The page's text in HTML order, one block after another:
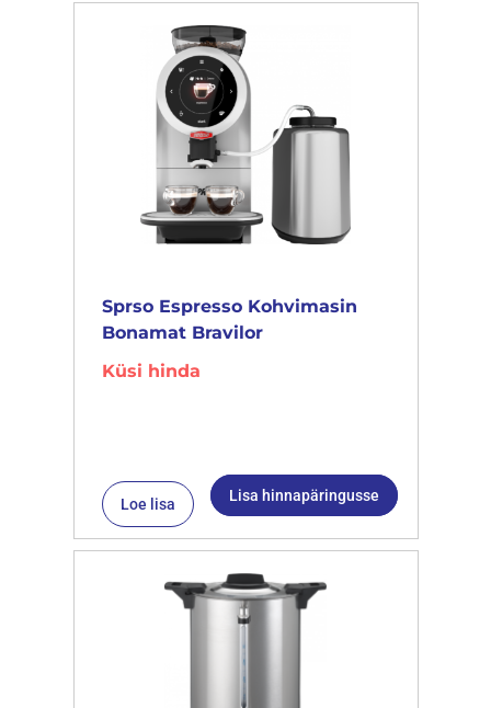
Sprso Espresso Kohvimasin
Bonamat Bravilor
Küsi hinda
Loe lisa Lisa hinnapäringusse